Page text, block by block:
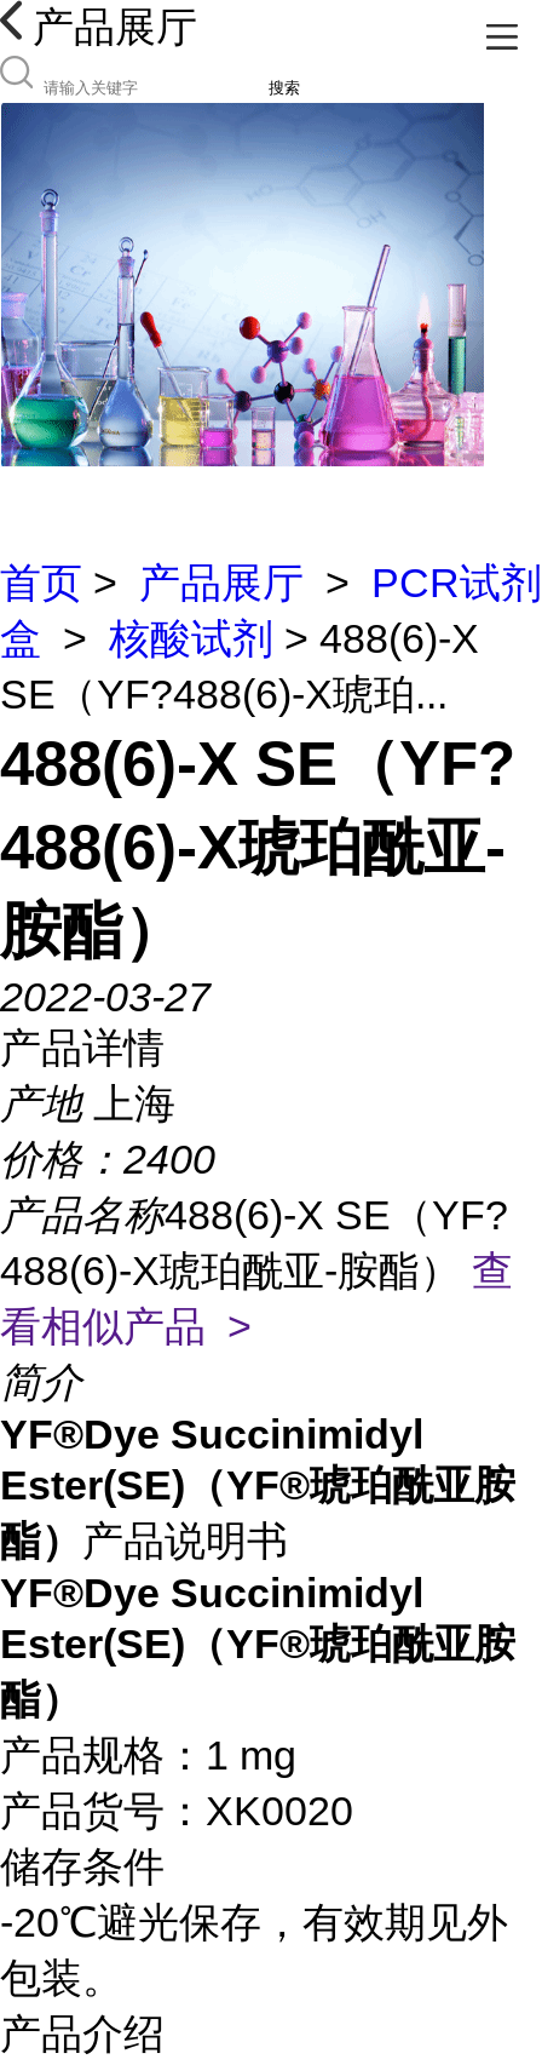
产品展厅
搜索
首页 > 产品展厅 > PCR试剂
盒 > 核酸试剂 > 488(6)-X
SE（YF?488(6)-X琥珀...
488(6)-X SE（YF?
488(6)-X琥珀酰亚-
胺酯）
2022-03-27
产品详情
产地
上海
价格： 2400
产品名称488(6)-X SE（YF?
488(6)-X琥珀酰亚-胺酯） 查
看相似产品 >
简介
YF®Dye Succinimidyl
Ester(SE)（YF®琥珀酰亚胺
酯） 产品说明书
YF®Dye Succinimidyl
Ester(SE)（YF®琥珀酰亚胺
酯）
产品规格：1 mg
产品货号：XK0020
储存条件
-20℃避光保存，有效期见外
包装。
产品介绍